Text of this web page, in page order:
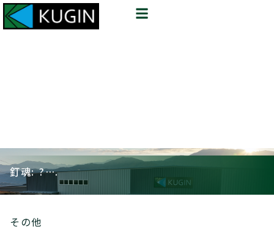
釘魂: ?….
その他